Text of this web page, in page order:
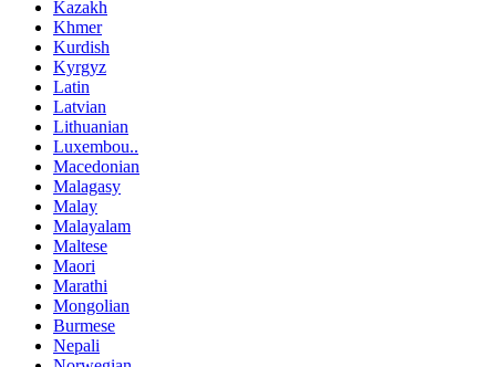
Kazakh
Khmer
Kurdish
Kyrgyz
Latin
Latvian
Lithuanian
Luxembou..
Macedonian
Malagasy
Malay
Malayalam
Maltese
Maori
Marathi
Mongolian
Burmese
Nepali